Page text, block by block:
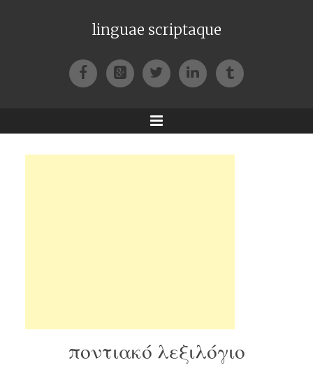
linguae scriptaque
FacebookGoogle+TwitterLinkedIn
Tumblr
Menu
ποντιακό λεξιλόγιο